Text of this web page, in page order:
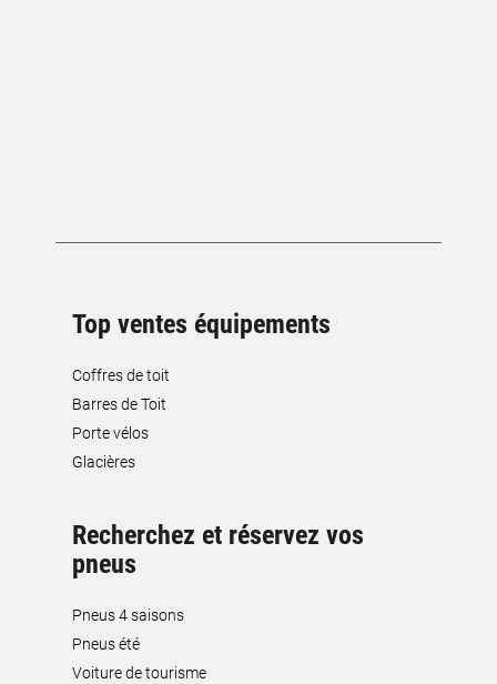
Top ventes équipements
Coffres de toit
Barres de Toit
Porte vélos
Glacières
Recherchez et réservez vos
pneus
Pneus 4 saisons
Pneus été
Voiture de tourisme